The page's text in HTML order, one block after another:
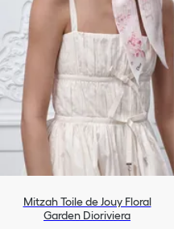
Mitzah Toile de Jouy Floral
Garden Dioriviera